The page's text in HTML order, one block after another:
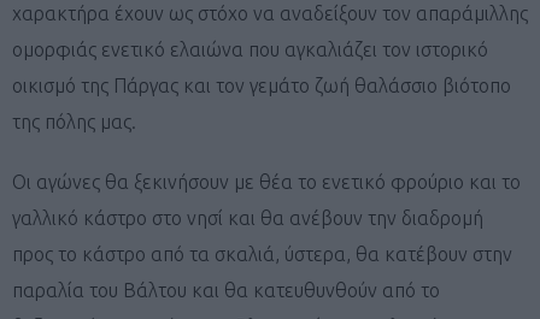
χαρακτήρα έχουν ως στόχο να αναδείξουν τον απαράμιλλης
ομορφιάς ενετικό ελαιώνα που αγκαλιάζει τον ιστορικό
οικισμό της Πάργας και τον γεμάτο ζωή θαλάσσιο βιότοπο
της πόλης μας.
Οι αγώνες θα ξεκινήσουν με θέα το ενετικό φρούριο και το
γαλλικό κάστρο στο νησί και θα ανέβουν την διαδρομή
προς το κάστρο από τα σκαλιά, ύστερα, θα κατέβουν στην
παραλία του Βάλτου και θα κατευθυνθούν από το